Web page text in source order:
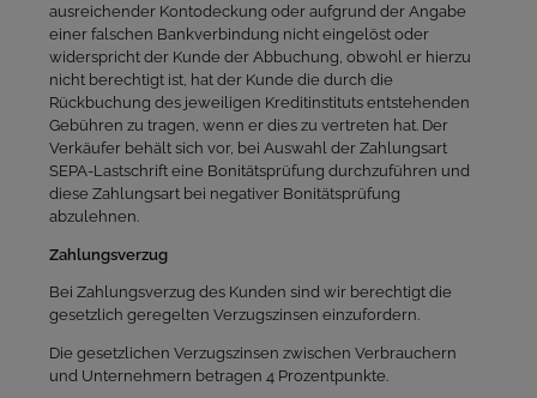
ausreichender Kontodeckung oder aufgrund der Angabe
einer falschen Bankverbindung nicht eingelöst oder
widerspricht der Kunde der Abbuchung, obwohl er hierzu
nicht berechtigt ist, hat der Kunde die durch die
Rückbuchung des jeweiligen Kreditinstituts entstehenden
Gebühren zu tragen, wenn er dies zu vertreten hat. Der
Verkäufer behält sich vor, bei Auswahl der Zahlungsart
SEPA-Lastschrift eine Bonitätsprüfung durchzuführen und
diese Zahlungsart bei negativer Bonitätsprüfung
abzulehnen.
Zahlungsverzug
Bei Zahlungsverzug des Kunden sind wir berechtigt die
gesetzlich geregelten Verzugszinsen einzufordern.
Die gesetzlichen Verzugszinsen zwischen Verbrauchern
und Unternehmern betragen 4 Prozentpunkte.